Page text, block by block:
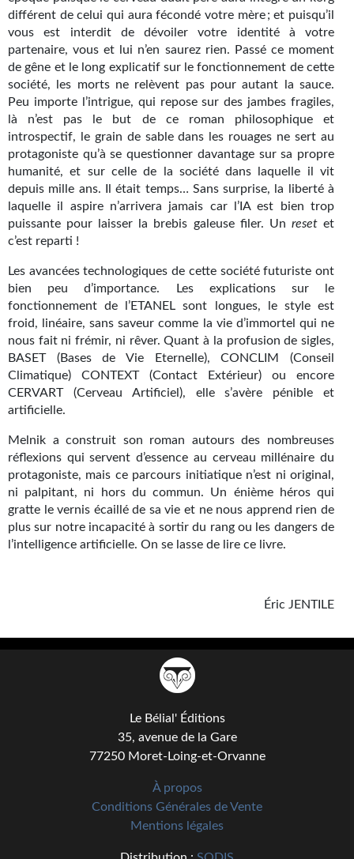
Les critiques
Le blog
Le prix des lecteurs
GOODIES
Goodies Gotland
Tirages d’art Une Heure-Lumière
PLUS
À paraître
Revue de presse
Récompenses
Newsletter
Le Bélial' sur Youtube
LE BLOG BIFROST
Tous les articles
La Bibliothèque orbitale
Journal d'un homme des bois
FORUMS
F.A.Q.
différent de celui qui aura fécondé votre mère ; et puisqu’il
vous est interdit de dévoiler votre identité à votre
partenaire, vous et lui n’en saurez rien. Passé ce moment
de gêne et le long explicatif sur le fonctionnement de cette
société, les morts ne relèvent pas pour autant la sauce.
Peu importe l’intrigue, qui repose sur des jambes fragiles,
là n’est pas le but de ce roman philosophique et
introspectif, le grain de sable dans les rouages ne sert au
protagoniste qu’à se questionner davantage sur sa propre
humanité, et sur celle de la société dans laquelle il vit
depuis mille ans. Il était temps… Sans surprise, la liberté à
laquelle il aspire n’arrivera jamais car l’IA est bien trop
puissante pour laisser la brebis galeuse filer. Un resetet
c’est reparti !
Les avancées technologiques de cette société futuriste ont
bien peu d’importance. Les explications sur le
fonctionnement de l’ETANEL sont longues, le style est
froid, linéaire, sans saveur comme la vie d’immortel qui ne
nous fait ni frémir, ni rêver. Quant à la profusion de sigles,
BASET (Bases de Vie Eternelle), CONCLIM (Conseil
Climatique) CONTEXT (Contact Extérieur) ou encore
CERVART (Cerveau Artificiel), elle s’avère pénible et
artificielle.
Melnik a construit son roman autours des nombreuses
réflexions qui servent d’essence au cerveau millénaire du
protagoniste, mais ce parcours initiatique n’est ni original,
ni palpitant, ni hors du commun. Un énième héros qui
gratte le vernis écaillé de sa vie et ne nous apprend rien de
plus sur notre incapacité à sortir du rang ou les dangers de
l’intelligence artificielle. On se lasse de lire ce livre.
Éric JENTILE
Le Bélial' Éditions
35, avenue de la Gare
77250 Moret-Loing-et-Orvanne
À propos
Conditions Générales de Vente
Mentions légales